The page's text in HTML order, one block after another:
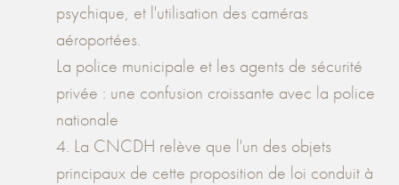
psychique, et l'utilisation des caméras
aéroportées.
La police municipale et les agents de sécurité
privée : une confusion croissante avec la police
nationale
4. La CNCDH relève que l'un des objets
principaux de cette proposition de loi conduit à